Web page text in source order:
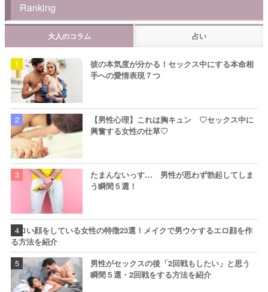
Ranking
大人のコラム 占い
彼の本気度が分かる！セックス中にする本命相
手への愛情表現７つ
【男性心理】これは胸キュン ♡セックス中に
興奮する女性の仕草♡
たまんないっす… 男性が思わず勃起してしま
う瞬間５選！
エロい顔をしている女性の特徴23選！メイクで男ウケするエロ顔を作
る方法を紹介
男性がセックスの後「2回戦もしたい」と思う
瞬間５選・2回戦をする方法を紹介